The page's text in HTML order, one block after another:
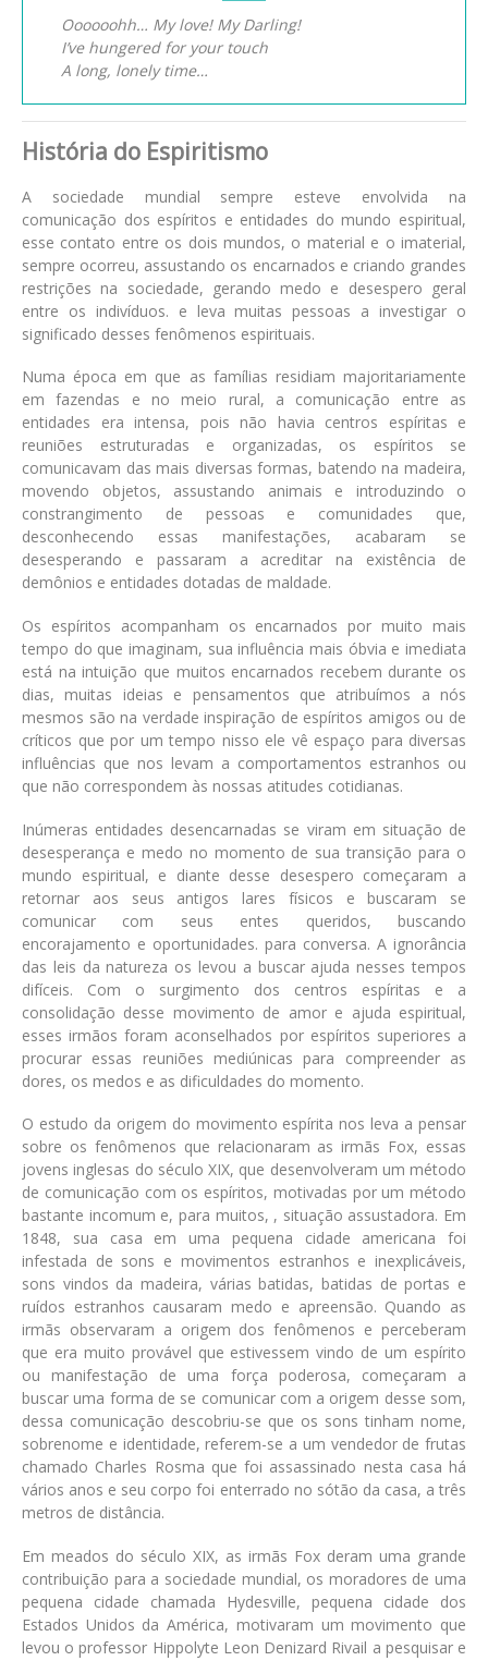
Oooooohh… My love! My Darling!
I’ve hungered for your touch
A long, lonely time…
História do Espiritismo
A sociedade mundial sempre esteve envolvida na
comunicação dos espíritos e entidades do mundo espiritual,
esse contato entre os dois mundos, o material e o imaterial,
sempre ocorreu, assustando os encarnados e criando grandes
restrições na sociedade, gerando medo e desespero geral
entre os indivíduos. e leva muitas pessoas a investigar o
significado desses fenômenos espirituais.
Numa época em que as famílias residiam majoritariamente
em fazendas e no meio rural, a comunicação entre as
entidades era intensa, pois não havia centros espíritas e
reuniões estruturadas e organizadas, os espíritos se
comunicavam das mais diversas formas, batendo na madeira,
movendo objetos, assustando animais e introduzindo o
constrangimento de pessoas e comunidades que,
desconhecendo essas manifestações, acabaram se
desesperando e passaram a acreditar na existência de
demônios e entidades dotadas de maldade.
Os espíritos acompanham os encarnados por muito mais
tempo do que imaginam, sua influência mais óbvia e imediata
está na intuição que muitos encarnados recebem durante os
dias, muitas ideias e pensamentos que atribuímos a nós
mesmos são na verdade inspiração de espíritos amigos ou de
críticos que por um tempo nisso ele vê espaço para diversas
influências que nos levam a comportamentos estranhos ou
que não correspondem às nossas atitudes cotidianas.
Inúmeras entidades desencarnadas se viram em situação de
desesperança e medo no momento de sua transição para o
mundo espiritual, e diante desse desespero começaram a
retornar aos seus antigos lares físicos e buscaram se
comunicar com seus entes queridos, buscando
encorajamento e oportunidades. para conversa. A ignorância
das leis da natureza os levou a buscar ajuda nesses tempos
difíceis. Com o surgimento dos centros espíritas e a
consolidação desse movimento de amor e ajuda espiritual,
esses irmãos foram aconselhados por espíritos superiores a
procurar essas reuniões mediúnicas para compreender as
dores, os medos e as dificuldades do momento.
O estudo da origem do movimento espírita nos leva a pensar
sobre os fenômenos que relacionaram as irmãs Fox, essas
jovens inglesas do século XIX, que desenvolveram um método
de comunicação com os espíritos, motivadas por um método
bastante incomum e, para muitos, , situação assustadora. Em
1848, sua casa em uma pequena cidade americana foi
infestada de sons e movimentos estranhos e inexplicáveis,
sons vindos da madeira, várias batidas, batidas de portas e
ruídos estranhos causaram medo e apreensão. Quando as
irmãs observaram a origem dos fenômenos e perceberam
que era muito provável que estivessem vindo de um espírito
ou manifestação de uma força poderosa, começaram a
buscar uma forma de se comunicar com a origem desse som,
dessa comunicação descobriu-se que os sons tinham nome,
sobrenome e identidade, referem-se a um vendedor de frutas
chamado Charles Rosma que foi assassinado nesta casa há
vários anos e seu corpo foi enterrado no sótão da casa, a três
metros de distância.
Em meados do século XIX, as irmãs Fox deram uma grande
contribuição para a sociedade mundial, os moradores de uma
pequena cidade chamada Hydesville, pequena cidade dos
Estados Unidos da América, motivaram um movimento que
levou o professor Hippolyte Leon Denizard Rivail a pesquisar e